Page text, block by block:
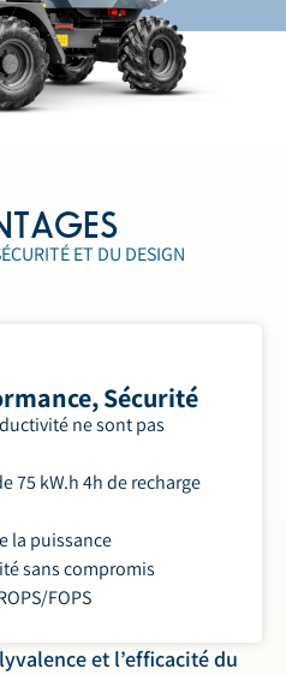
ET DU DESIGN
Sécurité
ne sont pas
75 kW.h 4h de recharge
la puissance
sans compromis
FOPS
et l’efficacité du